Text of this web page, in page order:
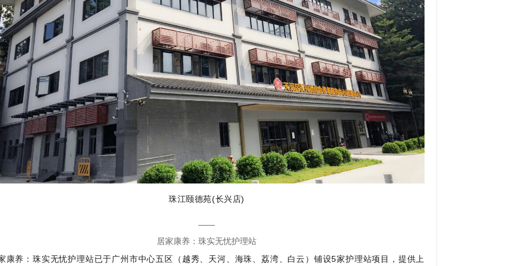
珠江颐德苑(长兴店)
——
居家康养：珠实无忧护理站
康养：珠实无忧护理站已于广州市中心五区（越秀、天河、海珠、荔湾、白云）铺设5家护理站项目，提供上